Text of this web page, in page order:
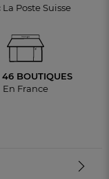
La Poste Suisse
46 BOUTIQUES
En France